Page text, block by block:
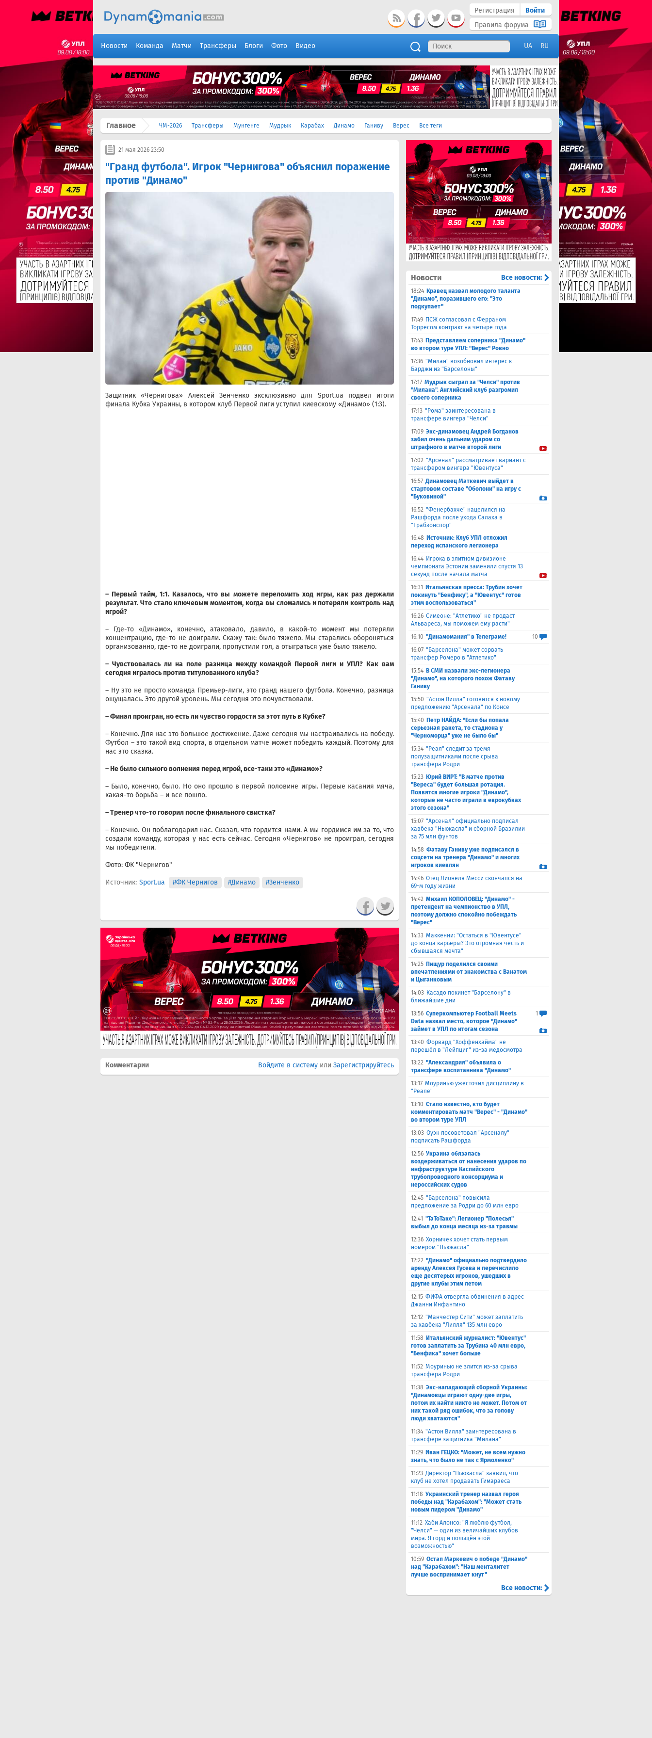
Регистрация
Войти
Правила форума
Новости Команда Матчи Трансферы Блоги Фото Видео UA RU
Главное ЧМ-2026 Трансферы Мунгенге Мудрык Карабах Динамо Ганиву Верес Все теги
21 мая 2026 23:50
"Гранд футбола". Игрок "Чернигова" объяснил поражение
против "Динамо"
Защитник «Чернигова» Алексей Зенченко эксклюзивно для Sport.ua подвел итоги
финала Кубка Украины, в котором клуб Первой лиги уступил киевскому «Динамо» (1:3).
– Первый тайм, 1:1. Казалось, что вы можете переломить ход игры, как раз держали
результат. Что стало ключевым моментом, когда вы сломались и потеряли контроль над
игрой?
– Где-то «Динамо», конечно, атаковало, давило, в какой-то момент мы потеряли
концентрацию, где-то не доиграли. Скажу так: было тяжело. Мы старались обороняться
организованно, где-то не доиграли, пропустили гол, а отыграться уже было тяжело.
– Чувствовалась ли на поле разница между командой Первой лиги и УПЛ? Как вам
сегодня игралось против титулованного клуба?
– Ну это не просто команда Премьер-лиги, это гранд нашего футбола. Конечно, разница
ощущалась. Это другой уровень. Мы сегодня это почувствовали.
– Финал проигран, но есть ли чувство гордости за этот путь в Кубке?
– Конечно. Для нас это большое достижение. Даже сегодня мы настраивались на победу.
Футбол – это такой вид спорта, в отдельном матче может победить каждый. Поэтому для
нас это сказка.
– Не было сильного волнения перед игрой, все-таки это «Динамо»?
– Было, конечно, было. Но оно прошло в первой половине игры. Первые касания мяча,
какая-то борьба – и все пошло.
– Тренер что-то говорил после финального свистка?
– Конечно. Он поблагодарил нас. Сказал, что гордится нами. А мы гордимся им за то, что
создали команду, которая у нас есть сейчас. Сегодня «Чернигов» не проиграл, сегодня
мы победители.
Фото: ФК "Чернигов"
Источник: Sport.ua #ФК Чернигов #Динамо #Зенченко
Комментарии Войдите в систему или Зарегистрируйтесь
Новости Все новости:
18:24 Кравец назвал молодого таланта
"Динамо", поразившего его: "Это
подкупает"
17:49 ПСЖ согласовал с Ферраном
Торресом контракт на четыре года
17:43 Представляем соперника "Динамо"
во втором туре УПЛ: "Верес" Ровно
17:36 "Милан" возобновил интерес к
Барджи из "Барселоны"
17:17 Мудрык сыграл за "Челси" против
"Милана". Английский клуб разгромил
своего соперника
17:13 "Рома" заинтересована в
трансфере вингера "Челси"
17:09 Экс-динамовец Андрей Богданов
забил очень дальним ударом со
штрафного в матче второй лиги
17:02 "Арсенал" рассматривает вариант с
трансфером вингера "Ювентуса"
16:57 Динамовец Маткевич выйдет в
стартовом составе "Оболони" на игру с
"Буковиной"
16:52 "Фенербахче" нацелился на
Рашфорда после ухода Салаха в
"Трабзонспор"
16:48 Источник: Клуб УПЛ отложил
переход испанского легионера
16:44 Игрока в элитном дивизионе
чемпионата Эстонии заменили спустя 13
секунд после начала матча
16:31
Итальянская пресса: Трубин хочет
покинуть "Бенфику", а "Ювентус" готов
этим воспользоваться"
16:26 Симеоне: "Атлетико" не продаст
Альвареса, мы поможем ему расти"
16:10 "Динамомания" в Телеграме!
10
16:07 "Барселона" может сорвать
трансфер Ромеро в "Атлетико"
15:54 В СМИ назвали экс-легионера
"Динамо", на которого похож Фатаву
Ганиву
15:50 "Астон Вилла" готовится к новому
предложению "Арсенала" по Консе
15:40 Петр НАЙДА: "Если бы попала
серьезная ракета, то стадиона у
"Черноморца" уже не было бы"
15:34 "Реал" следит за тремя
полузащитниками после срыва
трансфера Родри
15:23 Юрий ВИРТ: "В матче против
"Вереса" будет большая ротация.
Появятся многие игроки "Динамо",
которые не часто играли в еврокубках
этого сезона"
15:07 "Арсенал" официально подписал
хавбека "Ньюкасла" и сборной Бразилии
за 75 млн фунтов
14:58 Фатаву Ганиву уже подписался в
соцсети на тренера "Динамо" и многих
игроков киевлян
14:46 Отец Лионеля Месси скончался на
69-м году жизни
14:42 Михаил КОПОЛОВЕЦ: "Динамо" -
претендент на чемпионство в УПЛ,
поэтому должно спокойно побеждать
"Верес"
14:33 Маккенни: "Остаться в "Ювентусе"
до конца карьеры? Это огромная честь и
сбывшаяся мечта"
14:25 Пищур поделился своими
впечатлениями от знакомства с Ванатом
и Цыганковым
14:03 Касадо покинет "Барселону" в
ближайшие дни
13:56 Суперкомпьютер Football Meets
Data назвал место, которое "Динамо"
займет в УПЛ по итогам сезона
1
13:40 Форвард "Хоффенхайма" не
перешёл в "Лейпциг" из-за медосмотра
13:22 "Александрия" объявила о
трансфере воспитанника "Динамо"
13:17 Моуринью ужесточил дисциплину в
"Реале"
13:10 Стало известно, кто будет
комментировать матч "Верес" - "Динамо"
во втором туре УПЛ
13:03 Оуэн посоветовал "Арсеналу"
подписать Рашфорда
12:56 Украина обязалась
воздерживаться от нанесения ударов по
инфраструктуре Каспийского
трубопроводного консорциума и
нероссийских судов
12:45 "Барселона" повысила
предложение за Родри до 60 млн евро
12:41 "ТаТоТаке": Легионер "Полесья"
выбыл до конца месяца из-за травмы
12:36 Хорничек хочет стать первым
номером "Ньюкасла"
12:22 "Динамо" официально подтвердило
аренду Алексея Гусева и перечислило
еще десятерых игроков, ушедших в
другие клубы этим летом
12:15 ФИФА отвергла обвинения в адрес
Джанни Инфантино
12:12 "Манчестер Сити" может заплатить
за хавбека "Лилля" 135 млн евро
11:58 Итальянский журналист: "Ювентус"
готов заплатить за Трубина 40 млн евро,
"Бенфика" хочет больше
11:52 Моуринью не злится из-за срыва
трансфера Родри
11:38 Экс-нападающий сборной Украины:
"Динамовцы играют одну-две игры,
потом их найти никто не может. Потом от
них такой ряд ошибок, что за голову
люди хватаются"
11:34 "Астон Вилла" заинтересована в
трансфере защитника "Милана"
11:29 Иван ГЕЦКО: "Может, не всем нужно
знать, что было не так с Ярмоленко"
11:23 Директор "Ньюкасла" заявил, что
клуб не хотел продавать Гимараеса
11:18 Украинский тренер назвал героя
победы над "Карабахом": "Может стать
новым лидером "Динамо"
11:12 Хаби Алонсо: "Я люблю футбол,
"Челси" — один из величайших клубов
мира. Я горд и польщён этой
возможностью"
10:59 Остап Маркевич о победе "Динамо"
над "Карабахом": "Наш менталитет
лучше воспринимает кнут"
Все новости: